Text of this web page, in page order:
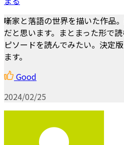
噺家と落語の世界を描いた作品
だと思います。まとまった形で
ピソードを読んでみたい。決定
ます。
Good
2024/02/25